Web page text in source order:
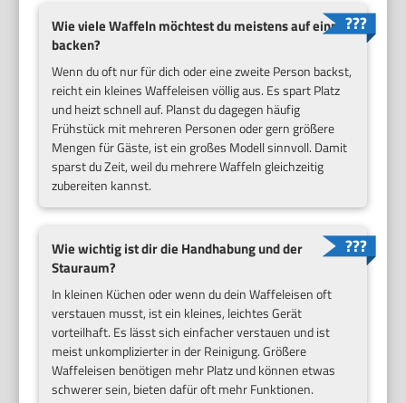
Wie viele Waffeln möchtest du meistens auf einmal
backen?
Wenn du oft nur für dich oder eine zweite Person backst,
reicht ein kleines Waffeleisen völlig aus. Es spart Platz
und heizt schnell auf. Planst du dagegen häufig
Frühstück mit mehreren Personen oder gern größere
Mengen für Gäste, ist ein großes Modell sinnvoll. Damit
sparst du Zeit, weil du mehrere Waffeln gleichzeitig
zubereiten kannst.
Wie wichtig ist dir die Handhabung und der
Stauraum?
In kleinen Küchen oder wenn du dein Waffeleisen oft
verstauen musst, ist ein kleines, leichtes Gerät
vorteilhaft. Es lässt sich einfacher verstauen und ist
meist unkomplizierter in der Reinigung. Größere
Waffeleisen benötigen mehr Platz und können etwas
schwerer sein, bieten dafür oft mehr Funktionen.